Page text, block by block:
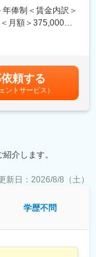
ありながら、AIを
す。急成長中のサ
・構築
備
説を立て、実行
ので、自らの意志
社会での活躍を後
俸制＜賃金内訳＞
月額＞375,000円
があります。月給
頼する
ントサービス）
介します。
新日： 2026/8/8（土）
学歴不問